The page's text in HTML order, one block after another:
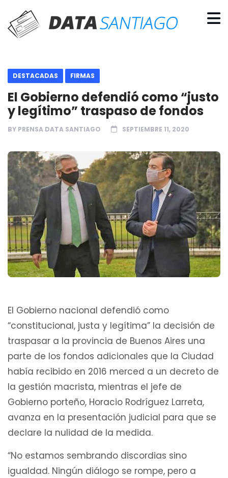
DESTACADAS FIRMAS
El Gobierno defendió como “justo
y legítimo” traspaso de fondos
BY PRENSA DATA SANTIAGO SEPTIEMBRE 11, 2020
El Gobierno nacional defendió como
“constitucional, justa y legítima” la decisión de
traspasar a la provincia de Buenos Aires una
parte de los fondos adicionales que la Ciudad
había recibido en 2016 merced a un decreto de
la gestión macrista, mientras el jefe de
Gobierno porteño, Horacio Rodríguez Larreta,
avanza en la presentación judicial para que se
declare la nulidad de la medida.
“No estamos sembrando discordias sino
igualdad. Ningún diálogo se rompe, pero a